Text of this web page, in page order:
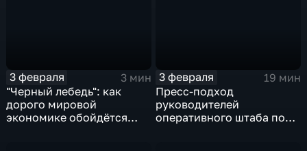
3 февраля
3 мин
"Черный лебедь": как
дорого мировой
экономике обойдётся
3 февраля
19 мин
Пресс-подход
руководителей
оперативного штаба по